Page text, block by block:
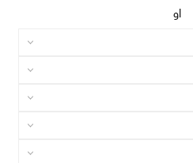
او